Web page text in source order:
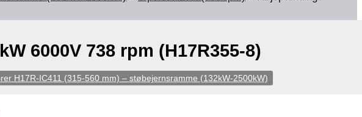
6000V 738 rpm (H17R355-8)
H17R-IC411 (315-560 mm) – støbejernsramme (132kW-2500kW)